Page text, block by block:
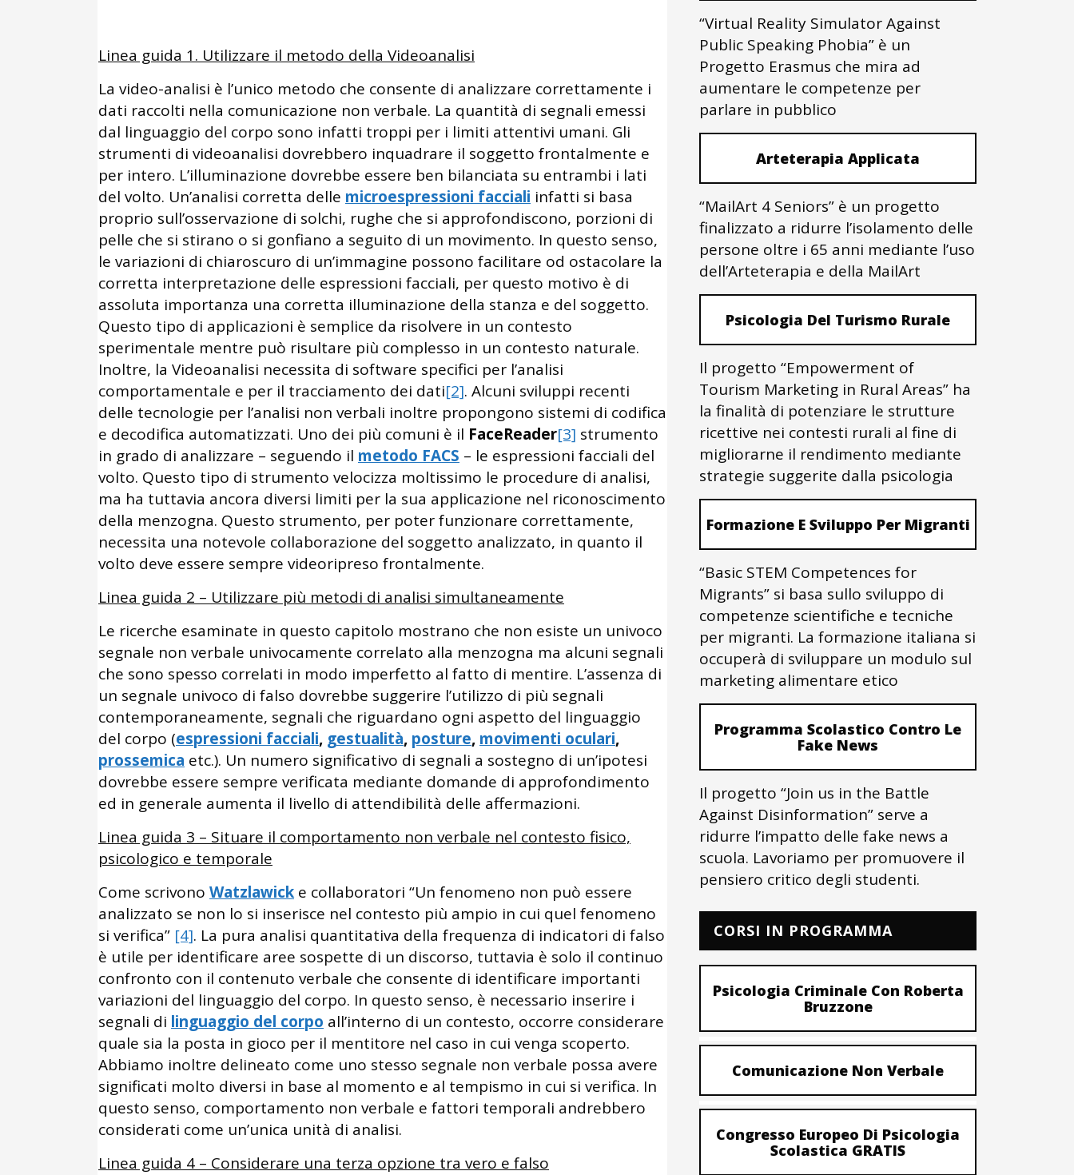
Linea guida 1. Utilizzare il metodo della Videoanalisi
La video-analisi è l’unico metodo che consente di analizzare correttamente i
dati raccolti nella comunicazione non verbale. La quantità di segnali emessi
dal linguaggio del corpo sono infatti troppi per i limiti attentivi umani. Gli
strumenti di videoanalisi dovrebbero inquadrare il soggetto frontalmente e
per intero. L’illuminazione dovrebbe essere ben bilanciata su entrambi i lati
del volto. Un’analisi corretta delle microespressioni facciali infatti si basa
proprio sull’osservazione di solchi, rughe che si approfondiscono, porzioni di
pelle che si stirano o si gonfiano a seguito di un movimento. In questo senso,
le variazioni di chiaroscuro di un’immagine possono facilitare od ostacolare la
corretta interpretazione delle espressioni facciali, per questo motivo è di
assoluta importanza una corretta illuminazione della stanza e del soggetto.
Questo tipo di applicazioni è semplice da risolvere in un contesto
sperimentale mentre può risultare più complesso in un contesto naturale.
Inoltre, la Videoanalisi necessita di software specifici per l’analisi
comportamentale e per il tracciamento dei dati[2]. Alcuni sviluppi recenti
delle tecnologie per l’analisi non verbali inoltre propongono sistemi di codifica
e decodifica automatizzati. Uno dei più comuni è il FaceReader[3] strumento
in grado di analizzare – seguendo il metodo FACS – le espressioni facciali del
volto. Questo tipo di strumento velocizza moltissimo le procedure di analisi,
ma ha tuttavia ancora diversi limiti per la sua applicazione nel riconoscimento
della menzogna. Questo strumento, per poter funzionare correttamente,
necessita una notevole collaborazione del soggetto analizzato, in quanto il
volto deve essere sempre videoripreso frontalmente.
Linea guida 2 – Utilizzare più metodi di analisi simultaneamente
Le ricerche esaminate in questo capitolo mostrano che non esiste un univoco
segnale non verbale univocamente correlato alla menzogna ma alcuni segnali
che sono spesso correlati in modo imperfetto al fatto di mentire. L’assenza di
un segnale univoco di falso dovrebbe suggerire l’utilizzo di più segnali
contemporaneamente, segnali che riguardano ogni aspetto del linguaggio
del corpo (espressioni facciali, gestualità, posture, movimenti oculari,
prossemica etc.). Un numero significativo di segnali a sostegno di un’ipotesi
dovrebbe essere sempre verificata mediante domande di approfondimento
ed in generale aumenta il livello di attendibilità delle affermazioni.
Linea guida 3 – Situare il comportamento non verbale nel contesto fisico,
psicologico e temporale
Come scrivono Watzlawick e collaboratori “Un fenomeno non può essere
analizzato se non lo si inserisce nel contesto più ampio in cui quel fenomeno
si verifica” [4]. La pura analisi quantitativa della frequenza di indicatori di falso
è utile per identificare aree sospette di un discorso, tuttavia è solo il continuo
confronto con il contenuto verbale che consente di identificare importanti
variazioni del linguaggio del corpo. In questo senso, è necessario inserire i
segnali di linguaggio del corpo all’interno di un contesto, occorre considerare
quale sia la posta in gioco per il mentitore nel caso in cui venga scoperto.
Abbiamo inoltre delineato come uno stesso segnale non verbale possa avere
significati molto diversi in base al momento e al tempismo in cui si verifica. In
questo senso, comportamento non verbale e fattori temporali andrebbero
considerati come un’unica unità di analisi.
Linea guida 4 – Considerare una terza opzione tra vero e falso
“Virtual Reality Simulator Against
Public Speaking Phobia” è un
Progetto Erasmus che mira ad
aumentare le competenze per
parlare in pubblico
Arteterapia Applicata
“MailArt 4 Seniors” è un progetto
finalizzato a ridurre l’isolamento delle
persone oltre i 65 anni mediante l’uso
dell’Arteterapia e della MailArt
Psicologia Del Turismo Rurale
Il progetto “Empowerment of
Tourism Marketing in Rural Areas” ha
la finalità di potenziare le strutture
ricettive nei contesti rurali al fine di
migliorarne il rendimento mediante
strategie suggerite dalla psicologia
Formazione E Sviluppo Per Migranti
“Basic STEM Competences for
Migrants” si basa sullo sviluppo di
competenze scientifiche e tecniche
per migranti. La formazione italiana si
occuperà di sviluppare un modulo sul
marketing alimentare etico
Programma Scolastico Contro Le
Fake News
Il progetto “Join us in the Battle
Against Disinformation” serve a
ridurre l’impatto delle fake news a
scuola. Lavoriamo per promuovere il
pensiero critico degli studenti.
CORSI IN PROGRAMMA
Psicologia Criminale Con Roberta
Bruzzone
Comunicazione Non Verbale
Congresso Europeo Di Psicologia
Scolastica GRATIS